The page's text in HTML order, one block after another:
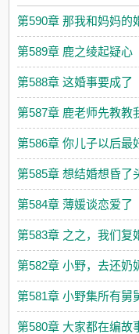
第590章 那我和妈妈的
第589章 鹿之绫起疑心
第588章 这婚事要成了
第587章 鹿老师先教教
第586章 你儿子以后最
第585章 想结婚想昏了
第584章 薄媛谈恋爱了
第583章 之之，我们复
第582章 小野，去还奶
第581章 小野集所有舅
第580章 大家都在编故